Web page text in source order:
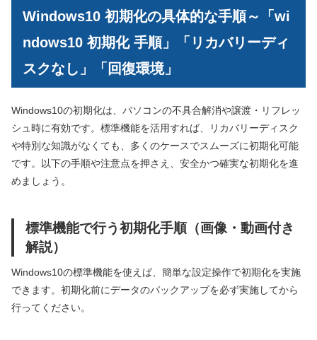
Windows10 初期化の具体的な手順～「wi
ndows10 初期化 手順」「リカバリーディ
スクなし」「回復環境」
Windows10の初期化は、パソコンの不具合解消や譲渡・リフレッ
シュ時に有効です。標準機能を活用すれば、リカバリーディスク
や特別な知識がなくても、多くのケースでスムーズに初期化可能
です。以下の手順や注意点を押さえ、安全かつ確実な初期化を進
めましょう。
標準機能で行う初期化手順（画像・動画付き
解説）
Windows10の標準機能を使えば、簡単な設定操作で初期化を実施
できます。初期化前にデータのバックアップを必ず実施してから
行ってください。